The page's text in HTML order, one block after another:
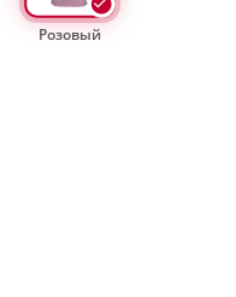
Розовый